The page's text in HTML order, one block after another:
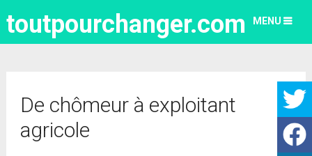
toutpourchanger.com MENU
De chômeur à exploitant
agricole